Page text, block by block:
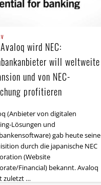
wird NEC:
will weltweite
und von NEC-
profitieren
(Anbieter von digitalen
Lösungen und
gab heute seine
durch die japanische NEC
(Website
Financial) bekannt. Avaloq
zuletzt …